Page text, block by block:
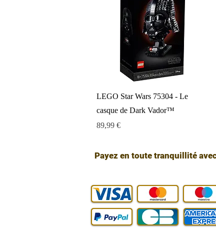
Aperçu rapide
LEGO Star Wars 75304 - Le
casque de Dark Vador™
Prix
89,99 €
Payez en toute tranquillité